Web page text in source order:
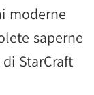
moderne
saperne
StarCraft